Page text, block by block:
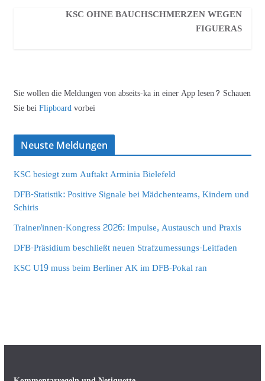
KSC OHNE BAUCHSCHMERZEN WEGEN
FIGUERAS
Sie wollen die Meldungen von abseits-ka in einer App lesen? Schauen
Sie beiFlipboardvorbei
Neuste Meldungen
KSC besiegt zum Auftakt Arminia Bielefeld
DFB-Statistik: Positive Signale bei Mädchenteams, Kindern und
Schiris
Trainer/innen-Kongress 2026: Impulse, Austausch und Praxis
DFB-Präsidium beschließt neuen Strafzumessungs-Leitfaden
KSC U19 muss beim Berliner AK im DFB-Pokal ran